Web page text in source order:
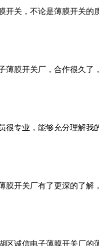
开关，不论是薄膜开关
薄膜开关厂，合作很久
很专业，能够充分理解
膜开关厂有了更深的了
区诚信电子薄膜开关厂